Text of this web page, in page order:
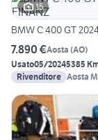
15
BMW C 400 GT
7.890 €Aosta (AO)
Usato05/20245385
Rivenditore Aosta